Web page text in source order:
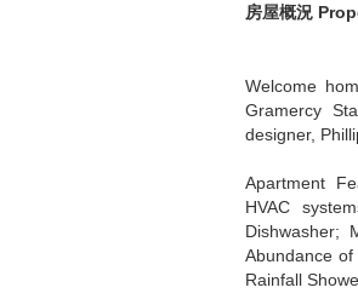
房屋概況
Welcome
Gramercy
designer,
Apartment
HVAC
Dishwasher;
Abundance
Rainfall